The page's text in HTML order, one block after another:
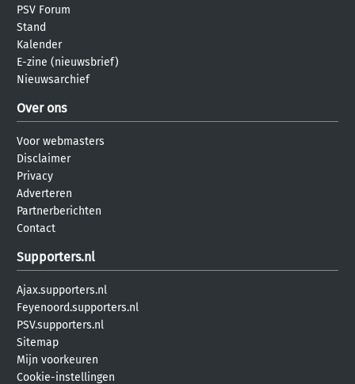
PSV Forum
Stand
Kalender
E-zine (nieuwsbrief)
Nieuwsarchief
Over ons
Voor webmasters
Disclaimer
Privacy
Adverteren
Partnerberichten
Contact
Supporters.nl
Ajax.supporters.nl
Feyenoord.supporters.nl
PSV.supporters.nl
Sitemap
Mijn voorkeuren
Cookie-instellingen